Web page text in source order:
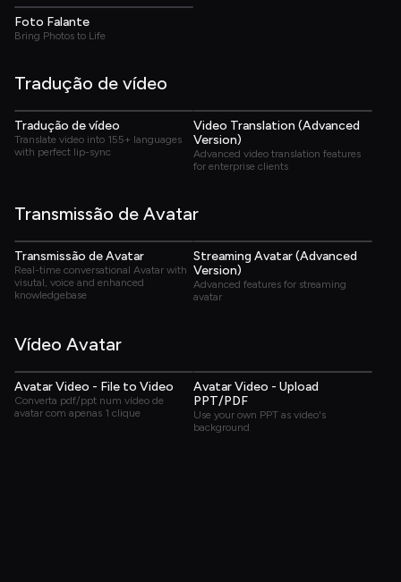
Foto Falante
Bring Photos to Life
Tradução de vídeo
Tradução de vídeo
Translate video into 155+ languages
with perfect lip-sync
Video Translation (Advanced
Version)
Advanced video translation features
for enterprise clients
Transmissão de Avatar
Transmissão de Avatar
Real-time conversational Avatar with
visutal, voice and enhanced
knowledgebase
Streaming Avatar (Advanced
Version)
Advanced features for streaming
avatar
Vídeo Avatar
Avatar Video - File to Video
Converta pdf/ppt num vídeo de
avatar com apenas 1 clique
Avatar Video - Upload
PPT/PDF
Use your own PPT as video's
background